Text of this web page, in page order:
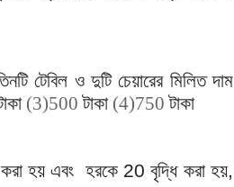
টেবিল ও দুটি চেয়ারের মিলিত দাম
(3)500টাকা (4)750টাকা
হয় এবং হরকে 20 বৃদ্ধি করা হয়,